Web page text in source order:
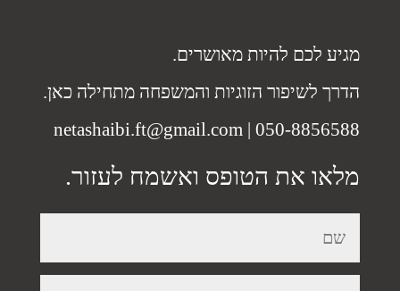
מגיע לכם להיות מאושרים.
הדרך לשיפור הזוגיות והמשפחה מתחילה כאן.
050-8856588
|
netashaibi.ft@gmail.com
מלאו את הטופס ואשמח לעזור.